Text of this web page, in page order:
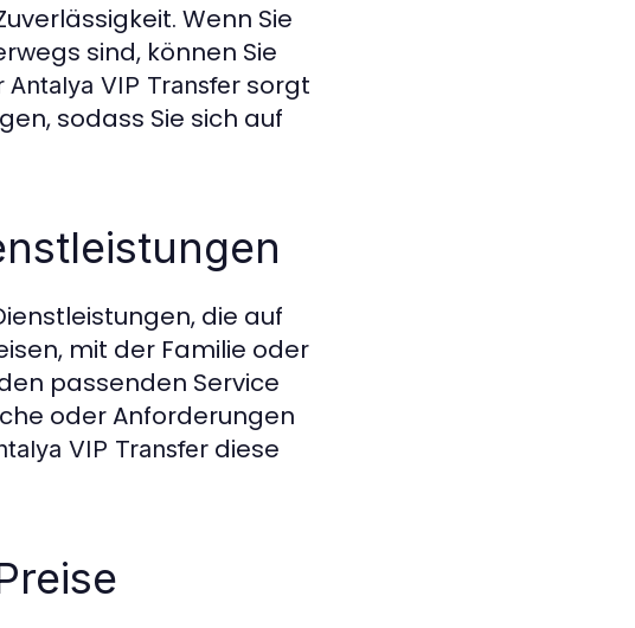
Wenn Sie
sind, können Sie
Antalya VIP Transfer sorgt
sodass Sie sich auf
die auf
mit der Familie oder
passenden Service
oder Anforderungen
VIP Transfer diese